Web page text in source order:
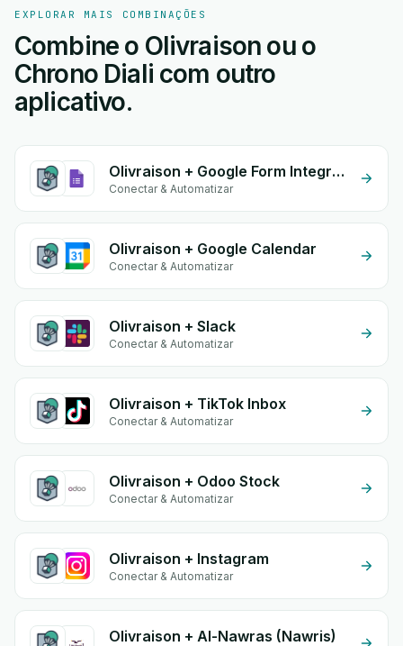
EXPLORAR MAIS COMBINAÇÕES
Combine o Olivraison ou o
Chrono Diali com outro
aplicativo.
Olivraison + Google Form Integration
Conectar & Automatizar
Olivraison + Google Calendar
Conectar & Automatizar
Olivraison + Slack
Conectar & Automatizar
Olivraison + TikTok Inbox
Conectar & Automatizar
Olivraison + Odoo Stock
Conectar & Automatizar
Olivraison + Instagram
Conectar & Automatizar
Olivraison + Al-Nawras (Nawris)